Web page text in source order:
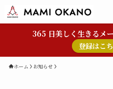
365 日美しく生きるメ
登録はこ
ホーム お知らせ